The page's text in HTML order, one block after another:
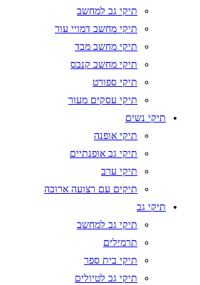
תיקי גב למחשב
תיקי מחשב דמויי עור
תיקי מחשב מבד
תיקי מחשב קנבס
תיקי ספורט
תיקי עסקים מעור
תיקי נשים
תיקי אופנה
תיקי גב אופנתיים
תיקי ערב
תיקים עם רצועה ארוכה
תיקי גב
תיקי גב למחשב
תרמילים
תיקי בית ספר
תיקי גב לטיולים